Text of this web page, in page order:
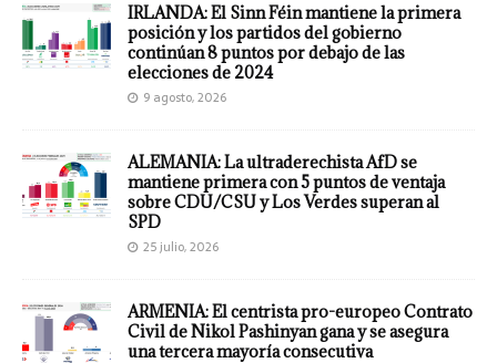
IRLANDA: El Sinn Féin mantiene la primera
posición y los partidos del gobierno
continúan 8 puntos por debajo de las
elecciones de 2024
9 agosto, 2026
ALEMANIA: La ultraderechista AfD se
mantiene primera con 5 puntos de ventaja
sobre CDU/CSU y Los Verdes superan al
SPD
25 julio, 2026
ARMENIA: El centrista pro-europeo Contrato
Civil de Nikol Pashinyan gana y se asegura
una tercera mayoría consecutiva